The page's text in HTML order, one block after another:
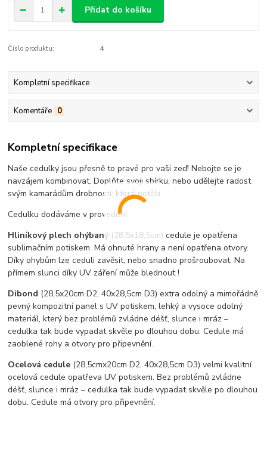
Přidat do košíku
Číslo produktu: 4
Kompletní specifikace
Komentáře 0
Kompletní specifikace
Naše cedulky jsou přesně to pravé pro vaši zeď! Nebojte se je
navzájem kombinovat. Doplňte svoji sbírku, nebo udělejte radost
svým kamarádům drobností, která potěší.
Cedulku dodáváme v provedení :
Hliníkový plech ohýbaný (28,5x18,5cm) cedule je opatřena
sublimačním potiskem. Má ohnuté hrany a není opatřena otvory.
Díky ohybům lze ceduli zavěsit, nebo snadno prošroubovat. Na
přímem slunci díky UV záření může blednout !
Dibond (28,5x20cm D2, 40x28,5cm D3) extra odolný a mimořádně
pevný kompozitní panel s UV potiskem, lehký a vysoce odolný
materiál, který bez problémů zvládne déšť, slunce i mráz –
cedulka tak bude vypadat skvěle po dlouhou dobu. Cedule má
zaoblené rohy a otvory pro připevnění.
Ocelová cedule (28,5cmx20cm D2, 40x28,5cm D3) velmi kvalitní
ocelová cedule opatřeva UV potiskem. Bez problémů zvládne
déšť, slunce i mráz – cedulka tak bude vypadat skvěle po dlouhou
dobu. Cedule má otvory pro připevnění.